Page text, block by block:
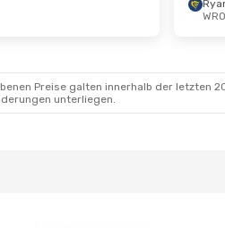
- Fr., 11.
LON
- WRO
WRO
Preise galten innerhalb der letzten
unterliegen.